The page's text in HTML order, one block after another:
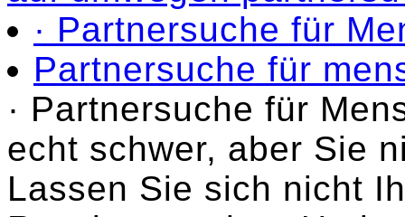
· Partnersuche für
Partnersuche für
· Partnersuche für
echt schwer, aber Sie
Lassen Sie sich nicht